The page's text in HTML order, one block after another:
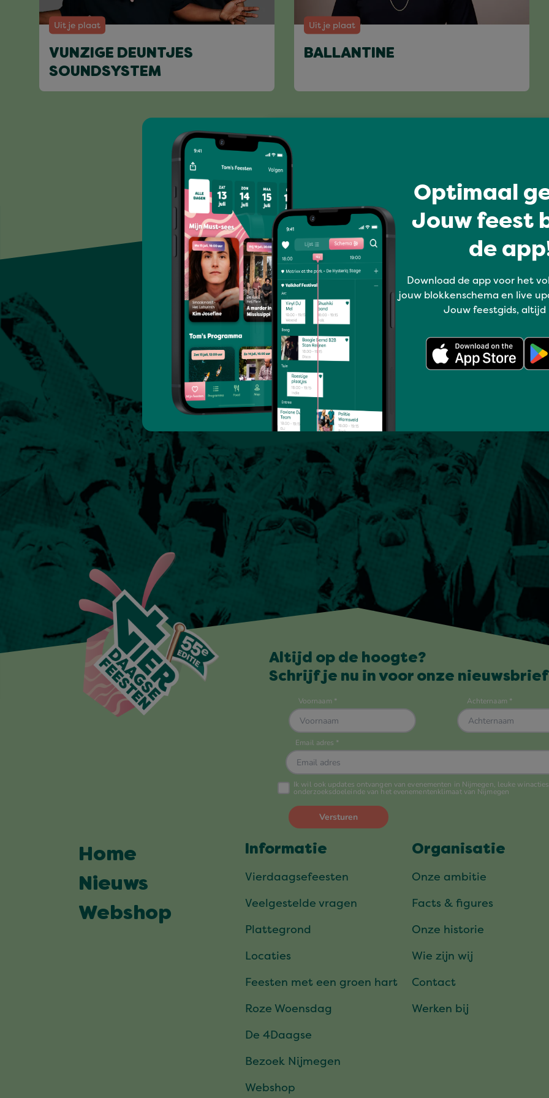
Uit je plaat
VUNZIGE DEUNTJES
SOUNDSYSTEM
Uit je plaat
BALLANTINE
Optimaal
Jouw feest
de
Download de app voor het
jouw blokkenschema en live
Jouw feestgids, altijd
Altijd op de hoogte?
Schrijf je nu in voor onze
Home
Nieuws
Webshop
Informatie
Vierdaagsefeesten
Veelgestelde vragen
Plattegrond
Locaties
Feesten met een groen hart
Roze Woensdag
De 4Daagse
Bezoek Nijmegen
Webshop
Organisatie
Onze ambitie
Facts & figures
Onze historie
Wie zijn wij
Contact
Werken bij